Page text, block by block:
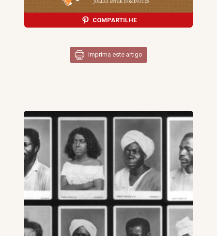
COMPARTILHE
Imprima este artigo